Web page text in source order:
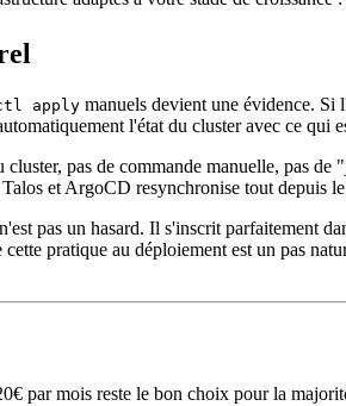
apply manuels devient une évidence. Si
l'état du cluster avec ce qui
pas de commande manuelle, pas
et ArgoCD resynchronise tout depuis
pas un hasard. Il s'inscrit parfaitement
pratique au déploiement est un pas
par mois reste le bon choix pour la